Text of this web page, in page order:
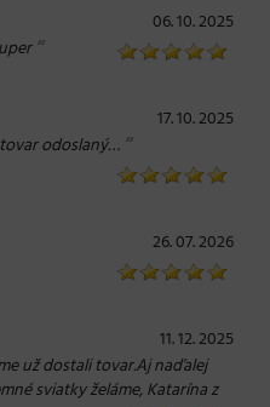
06. 10. 2025
“
17. 10. 2025
odoslaný… “
26. 07. 2026
11. 12. 2025
už dostali tovar.Aj naďalej
sviatky želáme, Katarína z